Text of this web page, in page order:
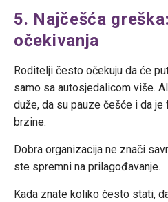
5. Najčešća
očekivanja
Roditelji često očekuju da će
samo sa autosjedalicom više.
duže, da su pauze češće i da
brzine.
Dobra organizacija ne znači
ste spremni na prilagođavanje.
Kada znate koliko često stati,